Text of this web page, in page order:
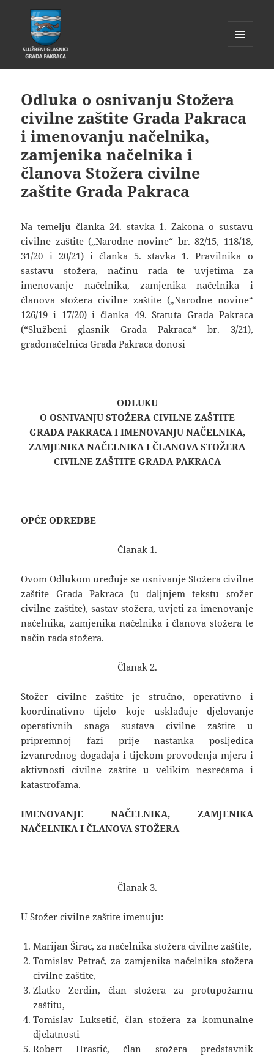
WIDGETI
Odluka o osnivanju Stožera
civilne zaštite Grada Pakraca
i imenovanju načelnika,
zamjenika načelnika i
članova Stožera civilne
zaštite Grada Pakraca
Na temelju članka 24. stavka 1. Zakona o sustavu
civilne zaštite („Narodne novine“ br. 82/15, 118/18,
31/20 i 20/21) i članka 5. stavka 1. Pravilnika o
sastavu stožera, načinu rada te uvjetima za
imenovanje načelnika, zamjenika načelnika i
članova stožera civilne zaštite („Narodne novine“
126/19 i 17/20) i članka 49. Statuta Grada Pakraca
(“Službeni glasnik Grada Pakraca“ br. 3/21),
gradonačelnica Grada Pakraca donosi
ODLUKU
O OSNIVANJU STOŽERA CIVILNE ZAŠTITE
GRADA PAKRACA I IMENOVANJU NAČELNIKA,
ZAMJENIKA NAČELNIKA I ČLANOVA STOŽERA
CIVILNE ZAŠTITE GRADA PAKRACA
OPĆE ODREDBE
Članak 1.
Ovom Odlukom uređuje se osnivanje Stožera civilne
zaštite Grada Pakraca (u daljnjem tekstu stožer
civilne zaštite), sastav stožera, uvjeti za imenovanje
načelnika, zamjenika načelnika i članova stožera te
način rada stožera.
Članak 2.
Stožer civilne zaštite je stručno, operativno i
koordinativno tijelo koje usklađuje djelovanje
operativnih snaga sustava civilne zaštite u
pripremnoj fazi prije nastanka posljedica
izvanrednog događaja i tijekom provođenja mjera i
aktivnosti civilne zaštite u velikim nesrećama i
katastrofama.
IMENOVANJE NAČELNIKA, ZAMJENIKA
NAČELNIKA I ČLANOVA STOŽERA
Članak 3.
U Stožer civilne zaštite imenuju:
Marijan Širac, za načelnika stožera civilne zaštite,
Tomislav Petrač, za zamjenika načelnika stožera
civilne zaštite,
Zlatko Zerdin, član stožera za protupožarnu
zaštitu,
Tomislav Luksetić, član stožera za komunalne
djelatnosti
Robert Hrastić, član stožera predstavnik